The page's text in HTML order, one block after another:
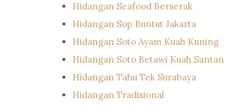
Hidangan Seafood Berserak
Hidangan Sop Buntut Jakarta
Hidangan Soto Ayam Kuah Kuning
Hidangan Soto Betawi Kuah Santan
Hidangan Tahu Tek Surabaya
Hidangan Tradisional